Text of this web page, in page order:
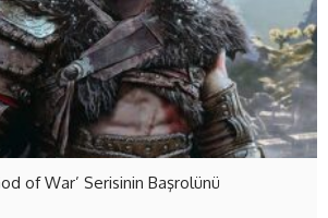
of War’ Serisinin Başrolünü